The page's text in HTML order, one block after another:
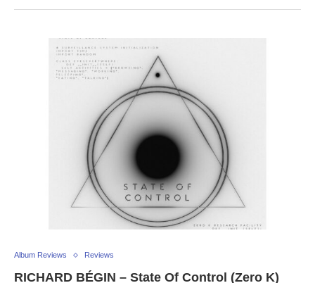
Album Reviews Reviews
RICHARD BÉGIN – State Of Control (Zero K)